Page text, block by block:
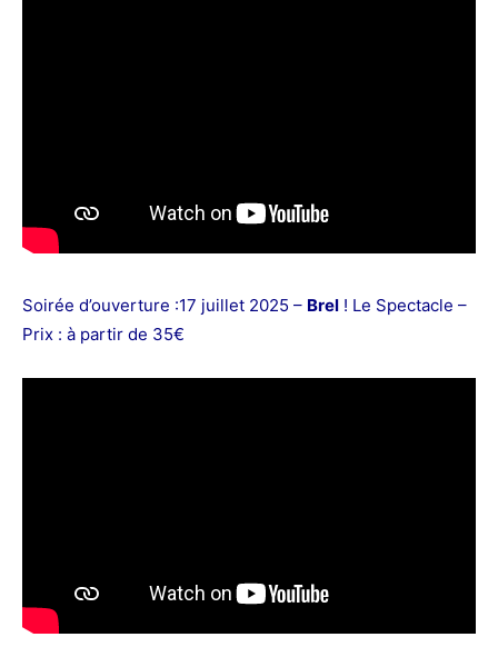
Soirée d’ouverture :17 juillet 2025 – Brel ! Le Spectacle –
Prix : à partir de 35€